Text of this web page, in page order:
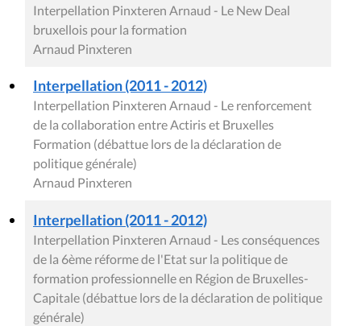
Interpellation Pinxteren Arnaud - Le New Deal
bruxellois pour la formation
Arnaud Pinxteren
Interpellation (2011 - 2012)
Interpellation Pinxteren Arnaud - Le renforcement
de la collaboration entre Actiris et Bruxelles
Formation (débattue lors de la déclaration de
politique générale)
Arnaud Pinxteren
Interpellation (2011 - 2012)
Interpellation Pinxteren Arnaud - Les conséquences
de la 6ème réforme de l'Etat sur la politique de
formation professionnelle en Région de Bruxelles-
Capitale (débattue lors de la déclaration de politique
générale)